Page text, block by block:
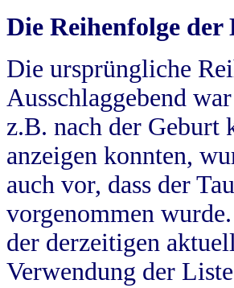
Die Reihenfolge der
Die ursprüngliche
Ausschlaggebend
z.B. nach der
anzeigen konnten,
auch vor, dass der
vorgenommen
der derzeitigen
Verwendung der